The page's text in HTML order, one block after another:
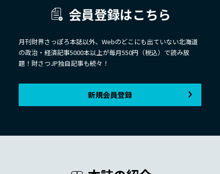
会員登録はこちら
月刊財界さっぽろ本誌以外、Webのどこにも出ていない北海道
の政治・経済記事5000本以上が毎月550円（税込）で読み放
題！財さつJP独自記事も続々！
新規会員登録